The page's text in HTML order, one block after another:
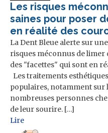
Les risques
saines pour poser
en réalité des
La Dent Bleue alerte sur
risques méconnus de limer
des "facettes" qui sont en
Les traitements
populaires, notamment sur
nombreuses personnes
de leur sourire. […]
Lire